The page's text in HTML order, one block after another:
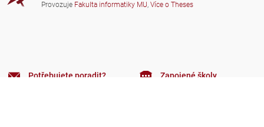
Provozuje Fakulta informatiky MU, Více o Theses
Potřebujete poradit? Zapojené školy